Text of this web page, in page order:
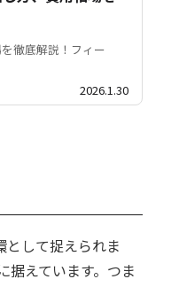
2026.1.30
徹底解説！フィー
して捉えられま
据えています。つま